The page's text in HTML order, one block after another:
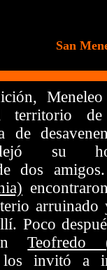
San
territorio
de
su
dos
arruinado
Poco
Teofredo
los invitó a